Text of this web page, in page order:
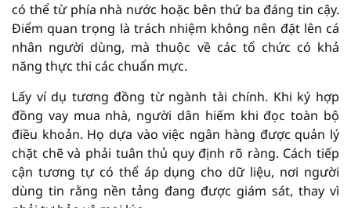
có thể từ phía nhà nước hoặc bên thứ ba đáng tin cậy.
Điểm quan trọng là trách nhiệm không nên đặt lên cá
nhân người dùng, mà thuộc về các tổ chức có khả
năng thực thi các chuẩn mực.
Lấy ví dụ tương đồng từ ngành tài chính. Khi ký hợp
đồng vay mua nhà, người dân hiếm khi đọc toàn bộ
điều khoản. Họ dựa vào việc ngân hàng được quản lý
chặt chẽ và phải tuân thủ quy định rõ ràng. Cách tiếp
cận tương tự có thể áp dụng cho dữ liệu, nơi người
dùng tin rằng nền tảng đang được giám sát, thay vì